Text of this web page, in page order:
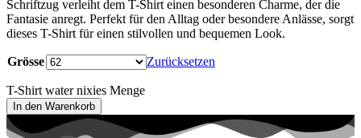
Schriftzug verleiht dem T-Shirt einen besonderen Charme, der die
Fantasie anregt. Perfekt für den Alltag oder besondere Anlässe, sorgt
dieses T-Shirt für einen stilvollen und bequemen Look.
Grösse Zurücksetzen
T-Shirt water nixies Menge
In den Warenkorb